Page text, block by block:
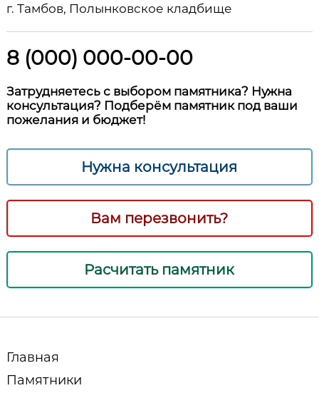
г. Тамбов, Полынковское кладбище
8 (000) 000-00-00
Затрудняетесь с выбором памятника? Нужна
консультация? Подберём памятник под ваши
пожелания и бюджет!
Нужна консультация
Вам перезвонить?
Расчитать памятник
Главная
Памятники